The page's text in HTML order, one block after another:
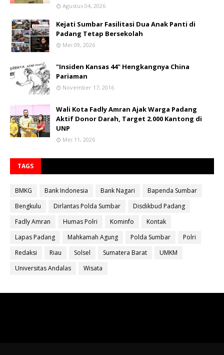
Agustus 04, 2026
Kejati Sumbar Fasilitasi Dua Anak Panti di
Padang Tetap Bersekolah
Mei 09, 2026
"Insiden Kansas 44" Hengkangnya China
Pariaman
November 17, 2016
Wali Kota Fadly Amran Ajak Warga Padang
Aktif Donor Darah, Target 2.000 Kantong di
UNP
Mei 11, 2026
TAGS
BMKG Bank Indonesia Bank Nagari
Bapenda Sumbar
Bengkulu
Dirlantas Polda Sumbar
Disdikbud Padang
Fadly Amran
Humas Polri Kominfo
Kontak
Lapas Padang
Mahkamah Agung Polda Sumbar
Polri
Redaksi
Riau Solsel Sumatera Barat
UMKM
Universitas Andalas
Wisata